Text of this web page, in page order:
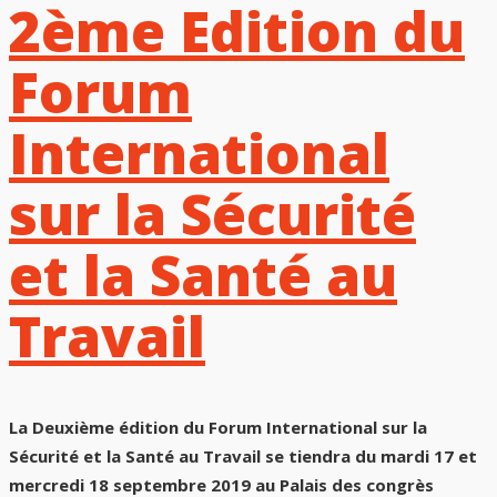
2ème Edition du
Forum
International
sur la Sécurité
et la Santé au
Travail
La Deuxième édition du Forum International sur la
Sécurité et la Santé au Travail se tiendra du mardi 17 et
mercredi 18 septembre 2019 au Palais des congrès